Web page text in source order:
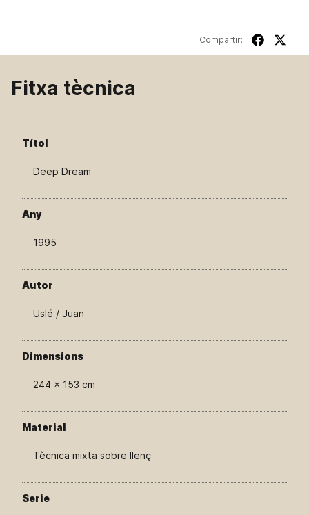
Compartir:
Fitxa tècnica
Títol
Deep Dream
Any
1995
Autor
Uslé / Juan
Dimensions
244 × 153 cm
Material
Tècnica mixta sobre llenç
Serie